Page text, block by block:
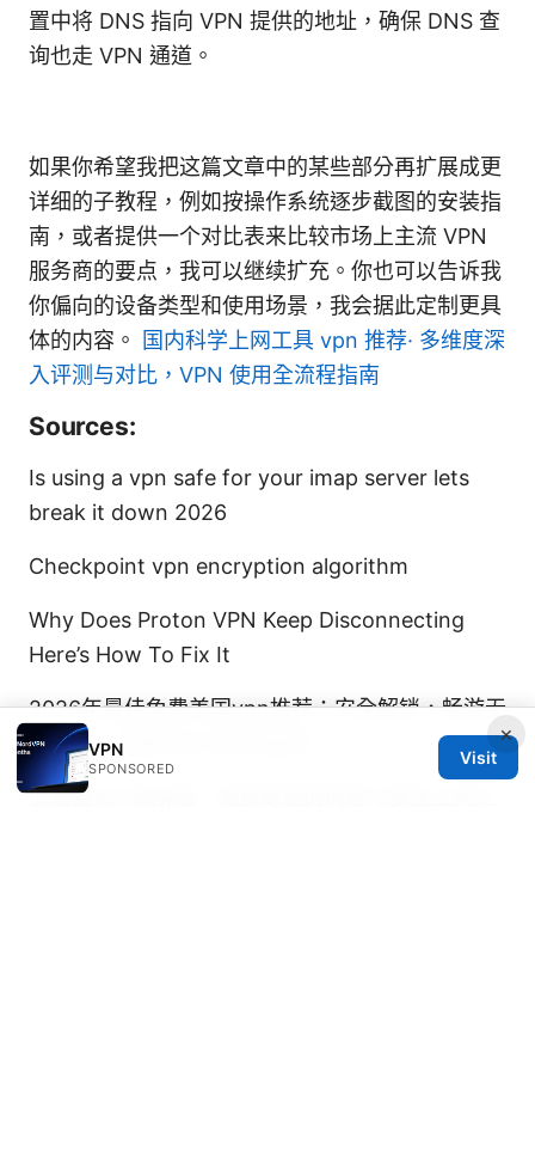
置中将 DNS 指向 VPN 提供的地址，确保 DNS 查
询也走 VPN 通道。
如果你希望我把这篇文章中的某些部分再扩展成更
详细的子教程，例如按操作系统逐步截图的安装指
南，或者提供一个对比表来比较市场上主流 VPN
服务商的要点，我可以继续扩充。你也可以告诉我
你偏向的设备类型和使用场景，我会据此定制更具
体的内容。
国内科学上网工具 vpn 推荐· 多维度深
入评测与对比，VPN 使用全流程指南
Sources:
Is using a vpn safe for your imap server lets
break it down 2026
Checkpoint vpn encryption algorithm
Why Does Proton VPN Keep Disconnecting
Here’s How To Fix It
2026年最佳免费美国vpn推荐：安全解锁，畅游无
界！——全面对比与实用指南
加速器vpn破解版：免费背后的风险与安全上网之
×
VPN
SPONSORED
Visit